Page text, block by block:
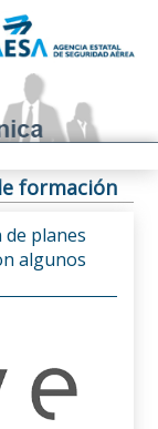
formación
de planes
algunos